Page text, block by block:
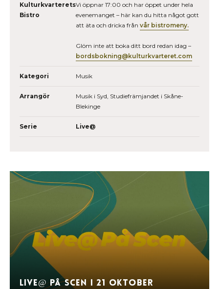
Kulturkvarterets
Bistro
Vi öppnar 17:00 och har öppet under hela
evenemanget – här kan du hitta något gott
att äta och dricka från vår bistromeny.
Glöm inte att boka ditt bord redan idag –
bordsbokning@kulturkvarteret.com
Kategori Musik
Arrangör
Musik i Syd, Studiefrämjandet i Skåne-
Blekinge
Serie Live@
Live@ På Scen I 21 oktober